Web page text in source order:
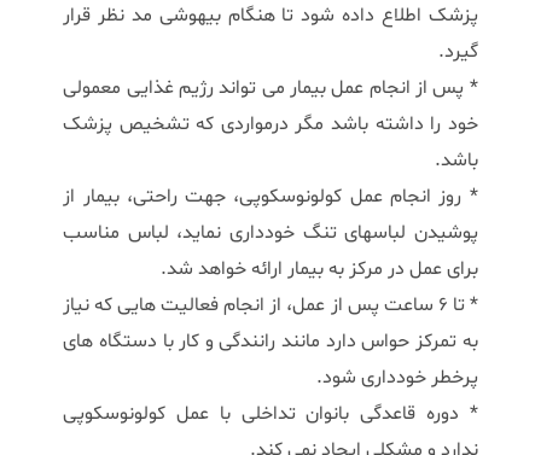
پزشک اطلاع داده شود تا هنگام بیهوشی مد نظر قرار
گیرد.
* پس از انجام عمل بیمار می تواند رژیم غذایی معمولی
خود را داشته باشد مگر درمواردی که تشخیص پزشک
باشد.
* روز انجام عمل کولونوسکوپی، جهت راحتی، بیمار از
پوشیدن لباسهای تنگ خودداری نماید، لباس مناسب
برای عمل در مرکز به بیمار ارائه خواهد شد.
* تا 6 ساعت پس از عمل، از انجام فعالیت هایی که نیاز
به تمرکز حواس دارد مانند رانندگی و کار با دستگاه های
پرخطر خودداری شود.
* دوره قاعدگی بانوان تداخلی با عمل کولونوسکوپی